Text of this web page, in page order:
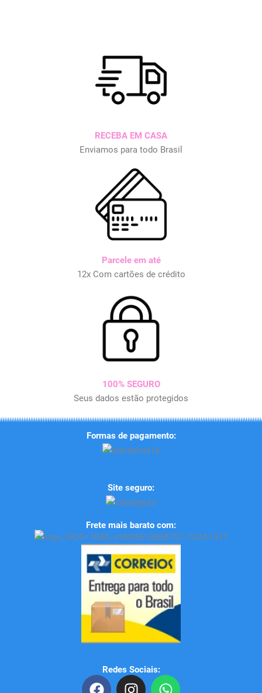
RECEBA EM CASA
Enviamos para todo Brasil
Parcele em até
12x Com cartões de crédito
100% SEGURO
Seus dados estão protegidos
Formas de pagamento:
Site seguro:
Frete mais barato com:
Redes Sociais:
F
I
W